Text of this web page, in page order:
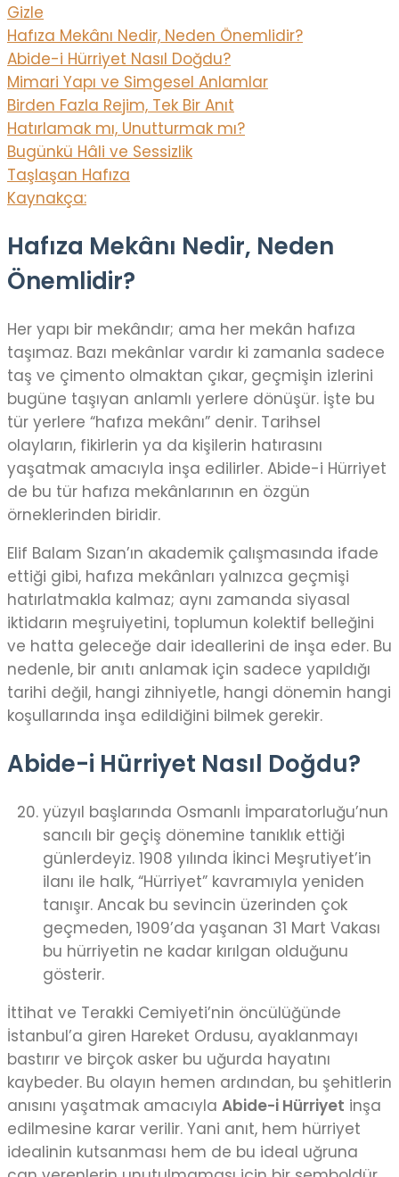
Gizle
Hafıza Mekânı Nedir, Neden Önemlidir?
Abide-i Hürriyet Nasıl Doğdu?
Mimari Yapı ve Simgesel Anlamlar
Birden Fazla Rejim, Tek Bir Anıt
Hatırlamak mı, Unutturmak mı?
Bugünkü Hâli ve Sessizlik
Taşlaşan Hafıza
Kaynakça:
Hafıza Mekânı Nedir, Neden
Önemlidir?
Her yapı bir mekândır; ama her mekân hafıza
taşımaz. Bazı mekânlar vardır ki zamanla sadece
taş ve çimento olmaktan çıkar, geçmişin izlerini
bugüne taşıyan anlamlı yerlere dönüşür. İşte bu
tür yerlere “hafıza mekânı” denir. Tarihsel
olayların, fikirlerin ya da kişilerin hatırasını
yaşatmak amacıyla inşa edilirler. Abide-i Hürriyet
de bu tür hafıza mekânlarının en özgün
örneklerinden biridir.
Elif Balam Sızan’ın akademik çalışmasında ifade
ettiği gibi, hafıza mekânları yalnızca geçmişi
hatırlatmakla kalmaz; aynı zamanda siyasal
iktidarın meşruiyetini, toplumun kolektif belleğini
ve hatta geleceğe dair ideallerini de inşa eder. Bu
nedenle, bir anıtı anlamak için sadece yapıldığı
tarihi değil, hangi zihniyetle, hangi dönemin hangi
koşullarında inşa edildiğini bilmek gerekir.
Abide-i Hürriyet Nasıl Doğdu?
yüzyıl başlarında Osmanlı İmparatorluğu’nun
sancılı bir geçiş dönemine tanıklık ettiği
günlerdeyiz. 1908 yılında İkinci Meşrutiyet’in
ilanı ile halk, “Hürriyet” kavramıyla yeniden
tanışır. Ancak bu sevincin üzerinden çok
geçmeden, 1909’da yaşanan 31 Mart Vakası
bu hürriyetin ne kadar kırılgan olduğunu
gösterir.
İttihat ve Terakki Cemiyeti’nin öncülüğünde
İstanbul’a giren Hareket Ordusu, ayaklanmayı
bastırır ve birçok asker bu uğurda hayatını
kaybeder. Bu olayın hemen ardından, bu şehitlerin
anısını yaşatmak amacıyla Abide-i Hürriyet inşa
edilmesine karar verilir. Yani anıt, hem hürriyet
idealinin kutsanması hem de bu ideal uğruna